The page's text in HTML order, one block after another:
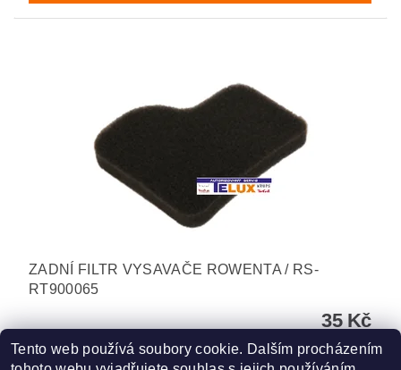
ZADNÍ FILTR VYSAVAČE ROWENTA / RS-
RT900065
35 Kč
Tento web používá soubory cookie. Dalším procházením